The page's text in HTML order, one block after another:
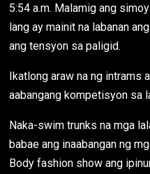
5:54 a.m. Malamig ang
lang ay mainit na labanan
ang tensyon sa paligid.
Ikatlong araw na ng intrams
aabangang kompetisyon sa
Naka-swim trunks na mga
babae ang inaabangan ng
Body fashion show ang